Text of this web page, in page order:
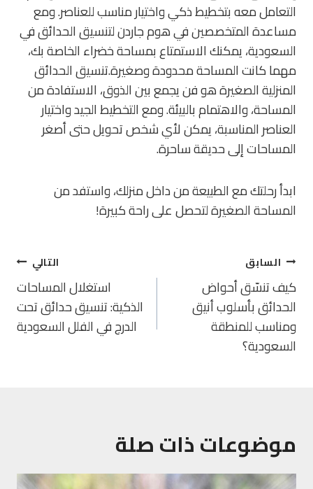
التعامل معه بتخطيط ذكي واختيار مناسب للعناصر. ومع
مساعدة المتخصصين فيهوم جاردن لتنسيق الحدائق في
السعودية، يمكنك الاستمتاع بمساحة خضراء الخاصة بك،
مهما كانت المساحة محدودة وصغيرة.تنسيق الحدائق
المنزلية الصغيرة هو فن يجمع بين الذوق، الاستفادة من
المساحة، والاهتمام بالبيئة. ومع التخطيط الجيد واختيار
العناصر المناسبة، يمكن لأي شخص تحويل حتى أصغر
المساحات إلى حديقة ساحرة.
ابدأ رحلتك مع الطبيعة من داخل منزلك، واستفد من
المساحة الصغيرة لتحصل على راحة كبيرة!
تصفّح
المقالات
السابق
كيف تنسّق أحواض
الحدائق بأسلوب أنيق
ومناسب للمنطقة
السعودية؟
التالي
استغلال المساحات
الذكية: تنسيق حدائق تحت
الدرج في الفلل السعودية
موضوعات ذات صلة